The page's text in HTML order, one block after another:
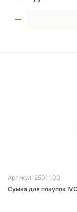
Артикул: 25011.00
Сумка для покупок